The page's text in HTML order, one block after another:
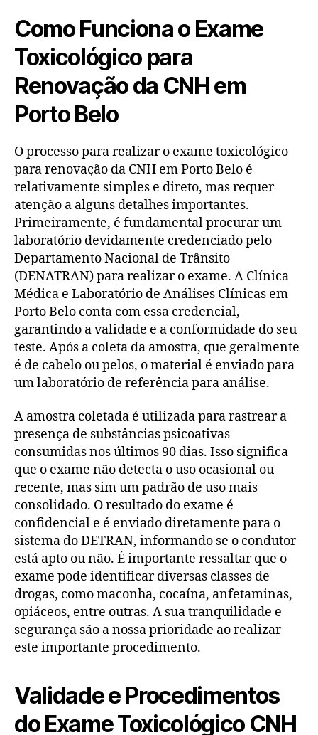
Como Funciona o Exame
Toxicológico para
Renovação da CNH em
Porto Belo
O processo para realizar o exame toxicológico
para renovação da CNH em Porto Belo é
relativamente simples e direto, mas requer
atenção a alguns detalhes importantes.
Primeiramente, é fundamental procurar um
laboratório devidamente credenciado pelo
Departamento Nacional de Trânsito
(DENATRAN) para realizar o exame. A Clínica
Médica e Laboratório de Análises Clínicas em
Porto Belo conta com essa credencial,
garantindo a validade e a conformidade do seu
teste. Após a coleta da amostra, que geralmente
é de cabelo ou pelos, o material é enviado para
um laboratório de referência para análise.
A amostra coletada é utilizada para rastrear a
presença de substâncias psicoativas
consumidas nos últimos 90 dias. Isso significa
que o exame não detecta o uso ocasional ou
recente, mas sim um padrão de uso mais
consolidado. O resultado do exame é
confidencial e é enviado diretamente para o
sistema do DETRAN, informando se o condutor
está apto ou não. É importante ressaltar que o
exame pode identificar diversas classes de
drogas, como maconha, cocaína, anfetaminas,
opiáceos, entre outras. A sua tranquilidade e
segurança são a nossa prioridade ao realizar
este importante procedimento.
Validade e Procedimentos
do Exame Toxicológico CNH